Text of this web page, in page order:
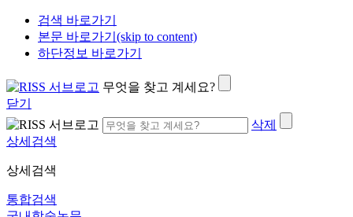
검색 바로가기
본문 바로가기(skip to content)
하단정보 바로가기
무엇을 찾고 계세요?
닫기
삭제
상세검색
상세검색
통합검색